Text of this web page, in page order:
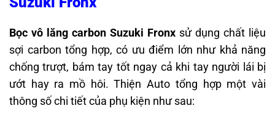
Bọc vô lăng carbon Suzuki Fronx sử dụng chất liệu
sợi carbon tổng hợp, có ưu điểm lớn như khả năng
chống trượt, bám tay tốt ngay cả khi tay người lái bị
ướt hay ra mồ hôi. Thiện Auto tổng hợp một vài
thông số chi tiết của phụ kiện như sau: